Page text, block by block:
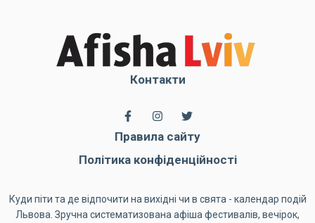
Контакти
Правила сайту
Політика конфіденційності
Куди піти та де відпочити на вихідні чи в свята - календар подій
Львова. Зручна систематизована афіша фестивалів, вечірок,